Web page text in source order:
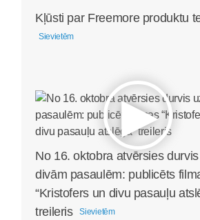
Kļūsti par Freemore produktu
Sievietēm
No 16. oktobra atvērsies
divām pasaulēm: publicēts
“Kristofers un divu pasauļu
treileris
Sievietēm